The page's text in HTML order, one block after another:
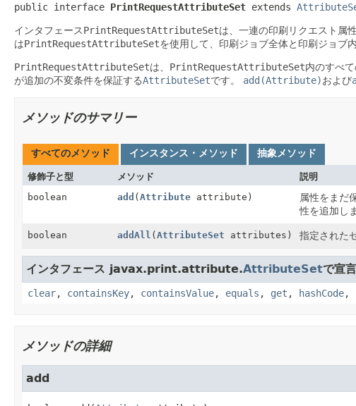
public interface PrintRequestAttributeSet extends
インタフェースPrintRequestAttributeSetは、一連の印刷リクエスト属
はPrintRequestAttributeSetを使用して、印刷ジョブ全体と印刷ジョブ
PrintRequestAttributeSetは、 PrintRequestAttributeSet内のすべ
が追加の不変条件を保証するAttributeSetです。 add(Attribute)および
メソッドのサマリー
すべてのメソッド インスタンス・メソッド 抽象メソッド
修飾子と型 メソッド
説明
boolean
add (Attribute attribute)
属性をまだ
性を追加し
boolean addAll (AttributeSet attributes) 指定された
インタフェース javax.print.attribute.AttributeSetで宣
clear, containsKey, containsValue, equals , get , hashCode,
メソッドの詳細
add